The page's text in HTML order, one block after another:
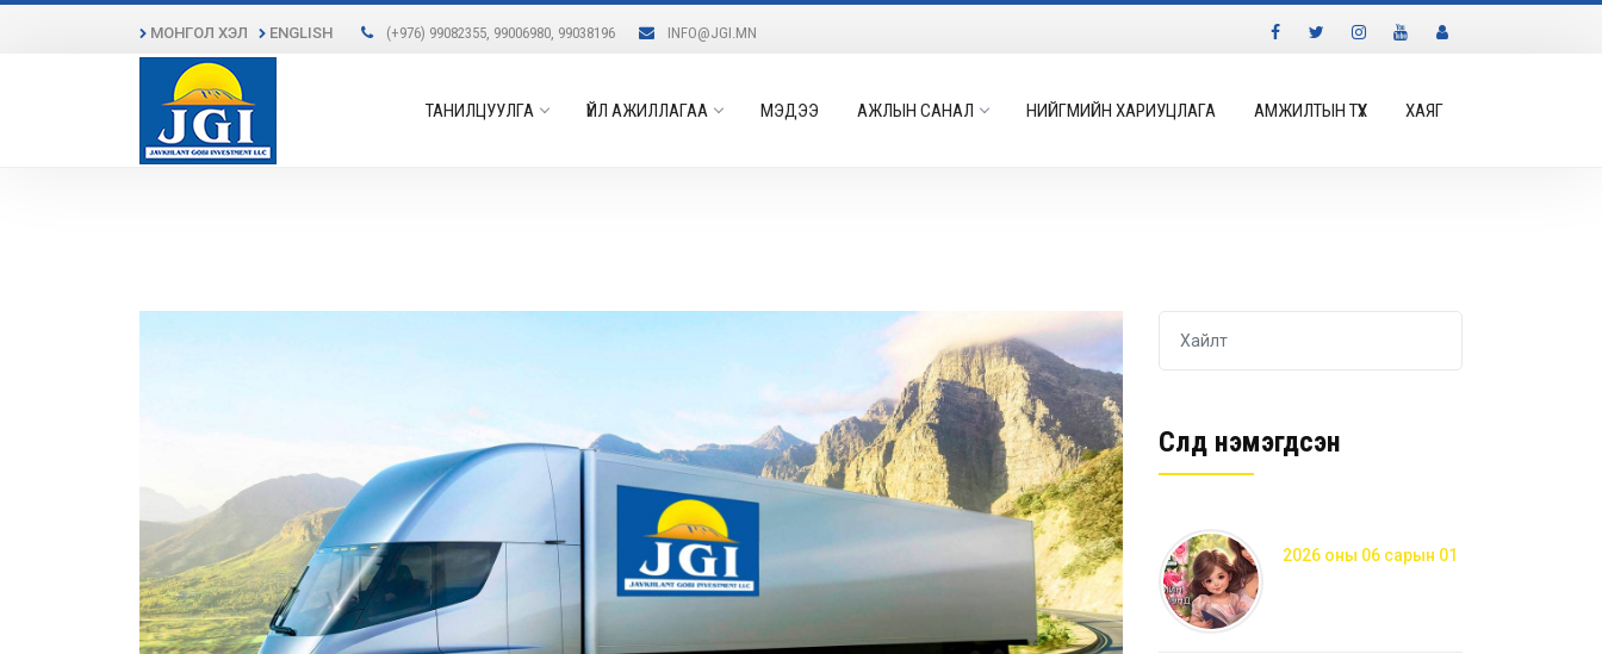
МОНГОЛ ХЭЛ ENGLISH (+976) 99082355, 99006980, 99038196 INFO@JGI.MN
ТАНИЛЦУУЛГА ҮЙЛ АЖИЛЛАГАА МЭДЭЭ АЖЛЫН САНАЛ НИЙГМИЙН ХАРИУЦЛАГА АМЖИЛТЫН ТҮҮХ ХАЯГ
Сүүлд нэмэгдсэн
2026 оны 06 сарын 01